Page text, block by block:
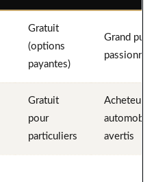
Gratuit
(options
payantes)
Grand
passionnés
Gratuit
pour
particuliers
Acheteurs
avertis